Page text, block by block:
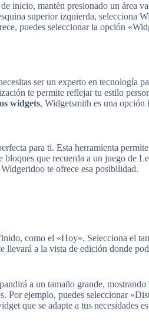
inicio, mantén presionado un área
superior izquierda, selecciona
puedes seleccionar la opción
ser un experto en tecnología
te permite reflejar tu estilo
widgets, Widgetsmith es una opción
para ti. Esta herramienta
que recuerda a un juego de
te ofrece esa posibilidad.
como el «Hoy». Selecciona el
llevará a la vista de edición donde
a un tamaño grande, mostrando
Por ejemplo, puedes seleccionar
que se adapte a tus necesidades